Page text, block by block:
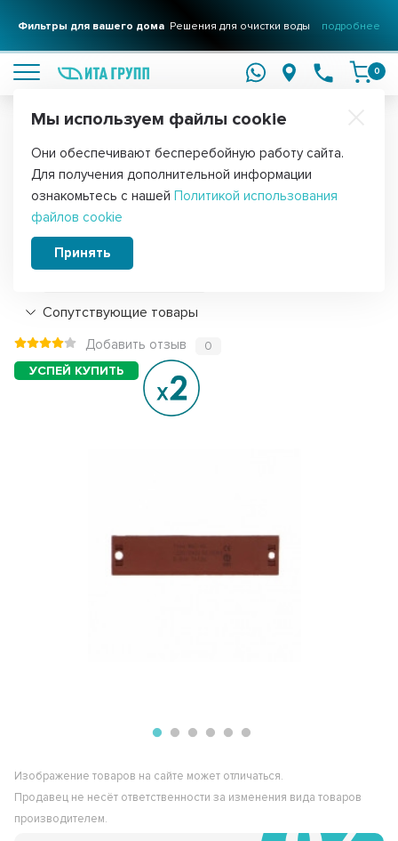
Фильтры для вашего дома Решения для очистки воды подробнее
0
Главная Запчасти для газовых и электрических плит Блоки
Набор 2 шт Блок розжига на 4-свечи
Ariston, Indesit, KMCOK601UN
Подробнее
Сопутствующие товары
Добавить отзыв 0
Изображение товаров на сайте может отличаться.
Продавец не несёт ответственности за изменения вида товаров
производителем.
Мы используем файлы cookie
Они обеспечивают бесперебойную работу сайта.
Для получения дополнительной информации
ознакомьтесь с нашей Политикой использования
файлов cookie
Принять